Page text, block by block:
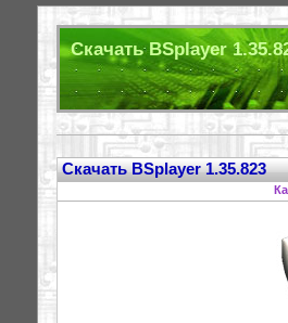
Скачать BSplayer
Скачать BSplayer 1.35.823